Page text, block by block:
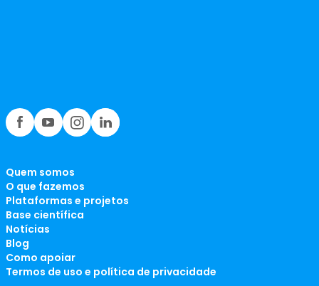
Quem somos
O que fazemos
Plataformas e projetos
Base científica
Notícias
Blog
Como apoiar
Termos de uso e política de privacidade